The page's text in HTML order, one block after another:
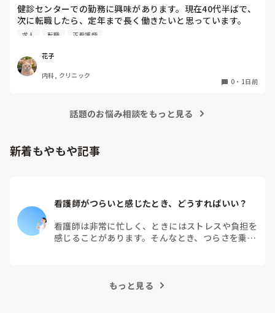
健診センターでの勤務に興味があります。現在40代半ばで、
次に転職したら、定年まで長く働きたいと思っています。
健診センターは比較的人気があるので、あまり空きがないと
実際、健診センターでの仕事内容は、楽なのでしょうか？ま
た、大変なことは何ですか？
求人 転職 正看護師
花子
内科, クリニック
0 ・ 1日前
話題のお悩み相談をもっと見る
新着もやもや記事
看護師がつらいと感じたとき、どうすればいい？
看護師は非常に忙しく、ときにはストレスや負担を
感じることがあります。そんなとき、つらさを乗り
もっと見る